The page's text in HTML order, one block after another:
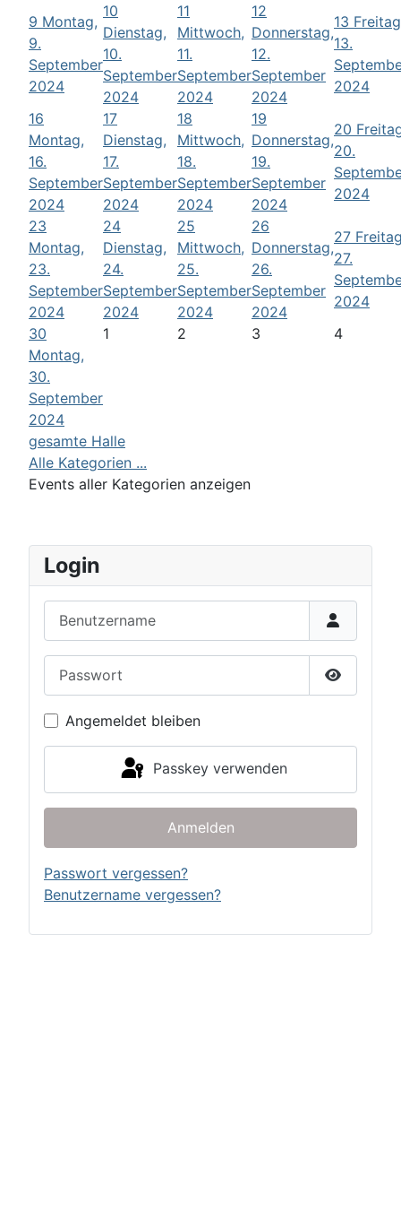
9 Montag,
9.
September
2024
10
Dienstag,
10.
September
2024
11
Mittwoch,
11.
September
2024
12
Donnerstag,
12.
September
2024
13
13.
2024
16
Montag,
16.
September
2024
17
Dienstag,
17.
September
2024
18
Mittwoch,
18.
September
2024
19
Donnerstag,
19.
September
2024
20
20.
2024
23
Montag,
23.
September
2024
24
Dienstag,
24.
September
2024
25
Mittwoch,
25.
September
2024
26
Donnerstag,
26.
September
2024
27
27.
2024
30
Montag,
30.
September
2024
1 2 3 4
gesamte Halle
Alle Kategorien ...
Events aller Kategorien anzeigen
Login
Passwort
Angemeldet bleiben
Passkey verwenden
Anmelden
Passwort vergessen?
Benutzername vergessen?